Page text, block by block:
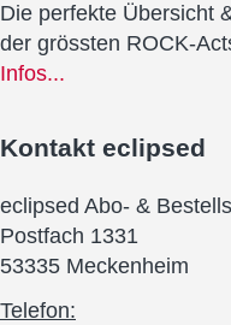
Die perfekte Übersicht
der grössten ROCK-
Infos...
Kontakt eclipsed
eclipsed Abo- &
Postfach 1331
53335 Meckenheim
Telefon: